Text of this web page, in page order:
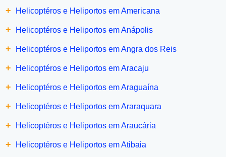
+ Helicoptéros e Heliportos em Americana
+ Helicoptéros e Heliportos em Anápolis
+ Helicoptéros e Heliportos em Angra dos Reis
+ Helicoptéros e Heliportos em Aracaju
+ Helicoptéros e Heliportos em Araguaína
+ Helicoptéros e Heliportos em Araraquara
+ Helicoptéros e Heliportos em Araucária
+ Helicoptéros e Heliportos em Atibaia